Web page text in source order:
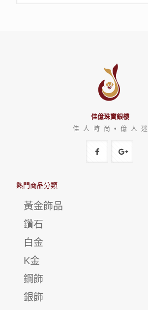
佳億珠寶銀樓
佳 人 時 尚 • 億 人 迷
熱門商品分類
黃金飾品
鑽石
白金
K金
鋼飾
銀飾